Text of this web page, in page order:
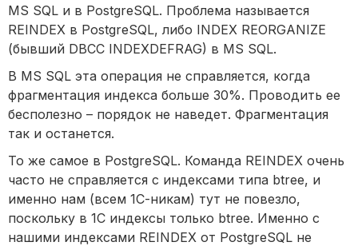
MS SQL и в PostgreSQL. Проблема называется
REINDEX в PostgreSQL, либо INDEX REORGANIZE
(бывший DBCC INDEXDEFRAG) в MS SQL.
В MS SQL эта операция не справляется, когда
фрагментация индекса больше 30%. Проводить ее
бесполезно – порядок не наведет. Фрагментация
так и останется.
То же самое в PostgreSQL. Команда REINDEX очень
часто не справляется с индексами типа btree, и
именно нам (всем 1С-никам) тут не повезло,
поскольку в 1С индексы только btree. Именно с
нашими индексами REINDEX от PostgreSQL не